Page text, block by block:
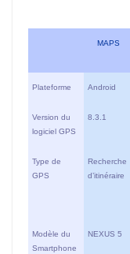
MAPS
Plateforme Android
Version du
logiciel GPS
8.3.1
Type de
GPS
Recherche
d’itinéraire
Modèle du
Smartphone
NEXUS 5